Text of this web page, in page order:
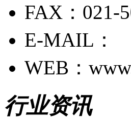
FAX：021-
E-MAIL：
WEB：
行业资讯